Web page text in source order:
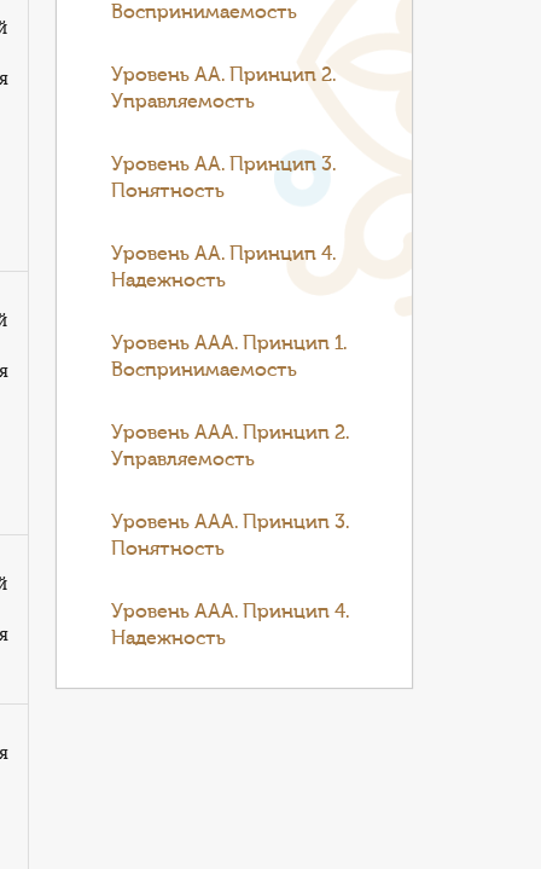
Воспринимаемость
Уровень АА. Принцип 2.
Управляемость
Уровень АА. Принцип 3.
Понятность
Уровень АА. Принцип 4.
Надежность
Уровень ААА. Принцип 1.
Воспринимаемость
Уровень ААА. Принцип 2.
Управляемость
Уровень ААА. Принцип 3.
Понятность
Уровень ААА. Принцип 4.
Надежность